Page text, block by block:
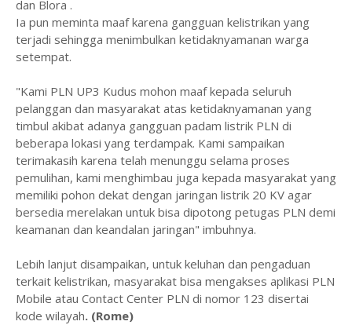
dan Blora .
Ia pun meminta maaf karena gangguan kelistrikan yang
terjadi sehingga menimbulkan ketidaknyamanan warga
setempat.
"Kami PLN UP3 Kudus mohon maaf kepada seluruh
pelanggan dan masyarakat atas ketidaknyamanan yang
timbul akibat adanya gangguan padam listrik PLN di
beberapa lokasi yang terdampak. Kami sampaikan
terimakasih karena telah menunggu selama proses
pemulihan, kami menghimbau juga kepada masyarakat yang
memiliki pohon dekat dengan jaringan listrik 20 KV agar
bersedia merelakan untuk bisa dipotong petugas PLN demi
keamanan dan keandalan jaringan" imbuhnya.
Lebih lanjut disampaikan, untuk keluhan dan pengaduan
terkait kelistrikan, masyarakat bisa mengakses aplikasi PLN
Mobile atau Contact Center PLN di nomor 123 disertai
kode wilayah. (Rome)